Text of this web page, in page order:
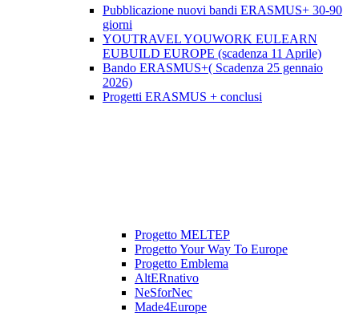
Pubblicazione nuovi bandi ERASMUS+ 30-90
giorni
YOUTRAVEL YOUWORK EULEARN
EUBUILD EUROPE (scadenza 11 Aprile)
Bando ERASMUS+( Scadenza 25 gennaio
2026)
Progetti ERASMUS + conclusi
Progetto MELTEP
Progetto Your Way To Europe
Progetto Emblema
AltERnativo
NeSforNec
Made4Europe